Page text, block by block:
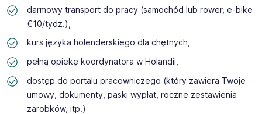
darmowy transport do pracy (samochód lub rower, e-bike
€10/tydz.),
kurs języka holenderskiego dla chętnych,
pełną opiekę koordynatora w Holandii,
dostęp do portalu pracowniczego (który zawiera Twoje
umowy, dokumenty, paski wypłat, roczne zestawienia
zarobków, itp.)